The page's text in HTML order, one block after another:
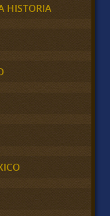
HISTORIA